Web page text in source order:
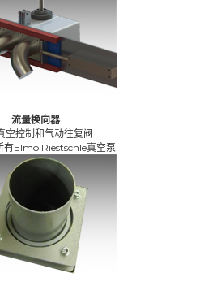
流量换向器
空控制和气动往复阀
有Elmo Riestschle真空泵